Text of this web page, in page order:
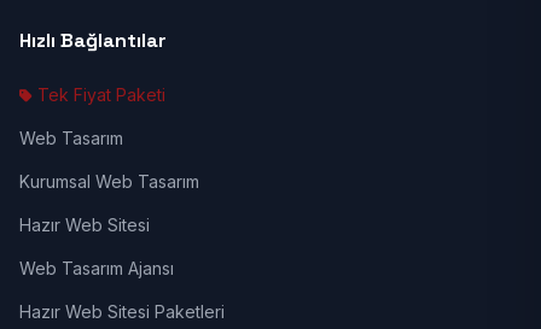
Hızlı Bağlantılar
Tek Fiyat Paketi
Web Tasarım
Kurumsal Web Tasarım
Hazır Web Sitesi
Web Tasarım Ajansı
Hazır Web Sitesi Paketleri